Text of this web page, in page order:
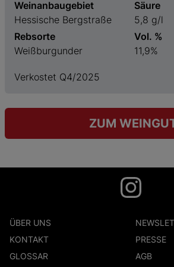
Weinanbaugebiet
Hessische Bergstraße
Säure
5,8 g/l
Rebsorte
Weißburgunder
Vol. %
11,9%
Verkostet Q4/2025
ZUM
ÜBER UNS
KONTAKT
PRESSE
GLOSSAR
AGB